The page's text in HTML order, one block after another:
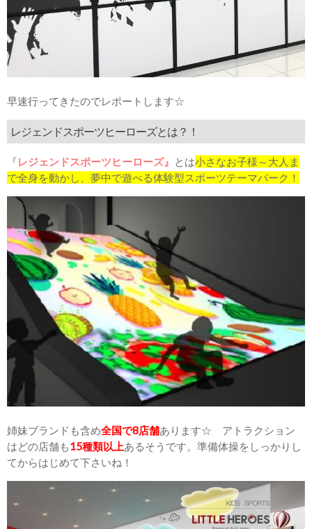
早速行ってきたのでレポートします☆
レジェンドスポーツヒーローズとは？！
『レジェンドスポーツヒーローズ』 とは小さなお子様～大人ま
で全身を動かし、夢中で遊べる体験型スポーツテーマパーク！
姉妹ブランドも含め全国で8店舗あります☆ アトラクション
はどの店舗も15種類以上あるそうです。準備体操をしっかりし
てからはじめて下さいね！